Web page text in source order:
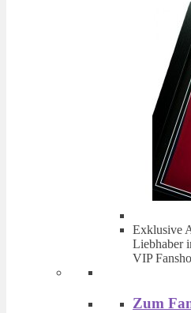
Exklusive
Liebhaber
VIP
Zum